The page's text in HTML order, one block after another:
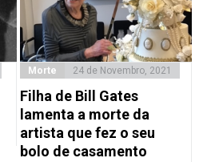
Morte 24 de Novembro, 2021
Filha de Bill Gates
lamenta a morte da
artista que fez o seu
bolo de casamento